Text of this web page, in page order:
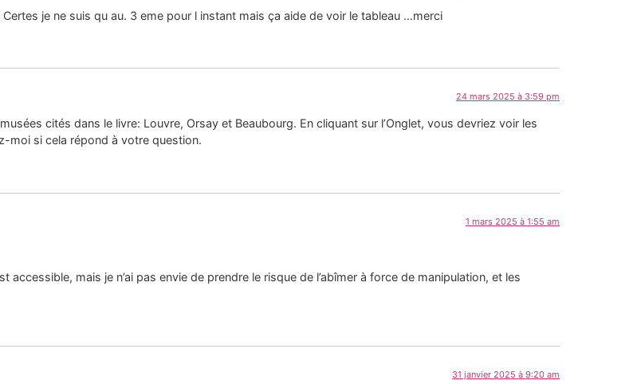
je ne suis qu au. 3 eme pour l instant mais ça aide de voir le tableau …merci
24 mars 2025 à 3:59 pm
cités dans le livre: Louvre, Orsay et Beaubourg. En cliquant sur l’Onglet, vous devriez voir les
moi si cela répond à votre question.
1 mars 2025 à 1:55 am
accessible, mais je n’ai pas envie de prendre le risque de l’abîmer à force de manipulation, et les
31 janvier 2025 à 9:20 am